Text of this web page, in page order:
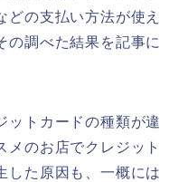
どの支払い方法が使え
の調べた結果を記事に
ットカードの種類が違
メのお店でクレジット
した原因も、一概には